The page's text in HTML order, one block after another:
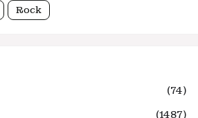
Rock
(74)
(1487)